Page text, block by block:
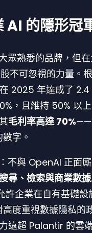
的隱形冠
眾熟悉的品牌，但
不可忽視的力量。
2025 年達成了 2.4
，且維持 50% 以
毛利率高達 70%——
字。
不與 OpenAI 正面廝
尋、檢索與商業數
許企業在自有基礎設
度重視數據隱私的
遠超 Palantir 的雲